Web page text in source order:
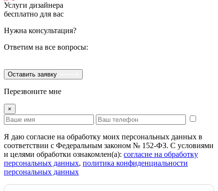
Услуги дизайнера
бесплатно для вас
Нужна консультация?
Ответим на все вопросы:
Оставить заявку
Перезвоните мне
×
Я даю согласие на обработку моих персональных данных в
соответствии с Федеральным законом № 152-ФЗ. С условиями
и целями обработки ознакомлен(а): cогласие на обработку
персональных данных, политика конфиденциальности
персональных данных